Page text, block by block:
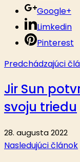
Google+
Limkedin
Pinterest
Predchádzajúci
Jir Sun
svoju triedu
28. augusta 2022
Nasledujúci článok